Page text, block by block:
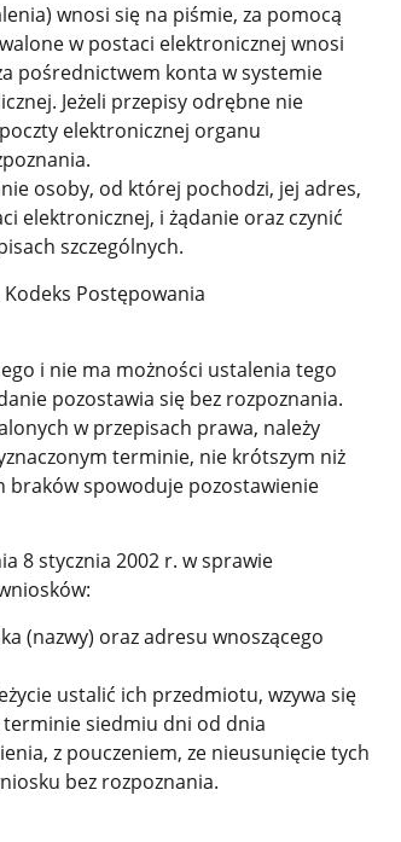
wnosi się na piśmie, za pomocą
w postaci elektronicznej wnosi
pośrednictwem konta w systemie
Jeżeli przepisy odrębne nie
elektronicznej organu
osoby, od której pochodzi, jej adres,
elektronicznej, i żądanie oraz czynić
szczególnych.
Postępowania
i nie ma możności ustalenia tego
pozostawia się bez rozpoznania.
w przepisach prawa, należy
terminie, nie krótszym niż
braków spowoduje pozostawienie
8 stycznia 2002 r. w sprawie
(nazwy) oraz adresu wnoszącego
ustalić ich przedmiotu, wzywa się
terminie siedmiu dni od dnia
z pouczeniem, ze nieusunięcie tych
bez rozpoznania.